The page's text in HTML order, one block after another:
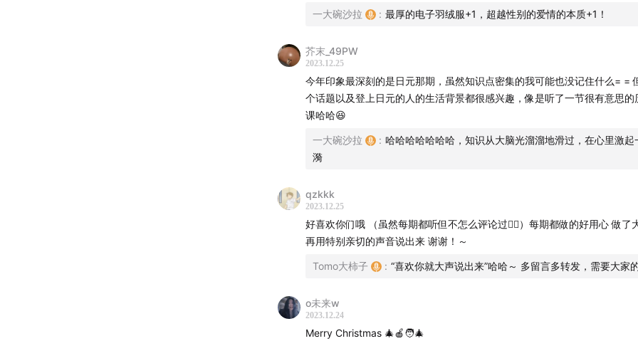
一大碗沙拉 : 最厚的电子羽绒服+1，超越性别的爱情的本质+1！
芥末_49PW
2023.12.25
今年印象最深刻的是日元那期，虽然知识点密集的我可能也没记住什么= =
个话题以及登上日元的人的生活背景都很感兴趣，像是听了一节很有意思的
课哈哈😆
一大碗沙拉 : 哈哈哈哈哈哈哈，知识从大脑光溜溜地滑过，在心里激起
漪
qzkkk
2023.12.25
好喜欢你们哦 （虽然每期都听但不怎么评论过🙆‍♂️）每期都做的好用心 做了
再用特别亲切的声音说出来 谢谢！～
Tomo大柿子 : “喜欢你就大声说出来”哈哈～ 多留言多转发，需要大家
o未来w
2023.12.24
Merry Christmas 🎄🍎🧑‍🎄